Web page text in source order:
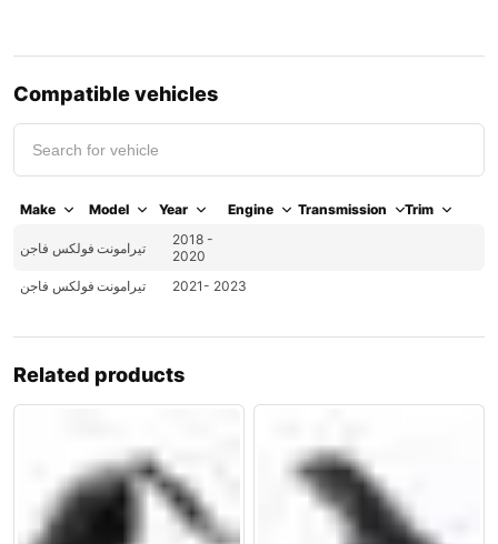
Compatible vehicles
Make Model Year Engine Transmission Trim
فولكس فاجن تيرامونت
2018 -
2020
فولكس فاجن تيرامونت 2021- 2023
Related products